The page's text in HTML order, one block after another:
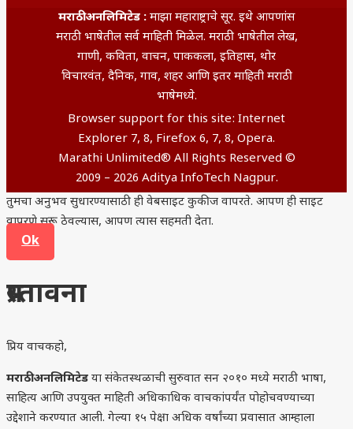
मराठी अनलिमिटेड : माझा महाराष्ट्राचे सूर. इथे आपणांस
मराठी भाषेतील सर्व माहिती मिळेल. मराठी भाषेतील लेख,
गाणी, कविता, वाचन, पाककला, इतिहास, थोर
विचारवंत, दैनिक, गाव, शहर आणि इतर माहिती मराठी
भाषेमध्ये.
Browser support for this site: Internet
Explorer 7, 8, Firefox 6, 7, 8, Opera.
Marathi Unlimited® All Rights Reserved ©
2009 – 2026 Aditya InfoTech Nagpur.
तुमचा अनुभव सुधारण्यासाठी ही वेबसाइट कुकीज वापरते. आपण ही साइट
वापरणे सुरू ठेवल्यास, आपण त्यास सहमती देता.
Ok
प्रस्तावना
प्रिय वाचकहो,
मराठी अनलिमिटेड या संकेतस्थळाची सुरुवात सन २०१० मध्ये मराठी भाषा,
साहित्य आणि उपयुक्त माहिती अधिकाधिक वाचकांपर्यंत पोहोचवण्याच्या
उद्देशाने करण्यात आली. गेल्या १५ पेक्षा अधिक वर्षांच्या प्रवासात आम्हाला